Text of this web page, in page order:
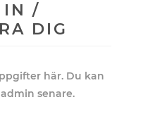
IN /
DIG
här. Du kan
senare.